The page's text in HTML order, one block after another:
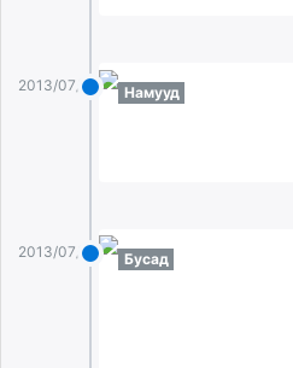
2013/07/29 Намууд
2013/07/29 Бусад